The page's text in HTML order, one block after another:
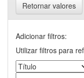
Retornar valores
Adicionar filtros:
Utilizar filtros para